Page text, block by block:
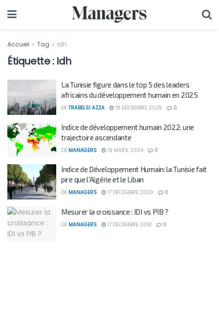
Accueil Tag Idh
Étiquette : Idh
La Tunisie figure dans le top 5 des leaders
africains du développement humain en 2025
DE TRABELSI AZZA 18 DÉCEMBRE 2025 0
Indice de développement humain 2022: une
trajectoire ascendante
DE MANAGERS 19 MARS 2024 0
Indice de Développement Humain: la Tunisie fait
pire que l’Algérie et le Liban
DE MANAGERS 17 DÉCEMBRE 2020 0
Mesurer la croissance : IDI vs PIB ?
DE MANAGERS 17 DÉCEMBRE 2018 0